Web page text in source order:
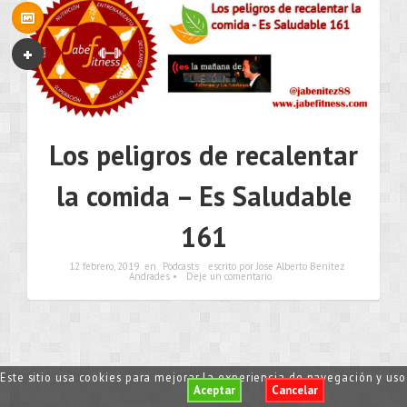
Los peligros de recalentar
la comida – Es Saludable
161
12 febrero, 2019 en Podcasts escrito por Jose Alberto Benítez
Andrades • Deje un comentario
Este sitio usa cookies para mejorar la experiencia de navegación y
Aceptar Cancelar